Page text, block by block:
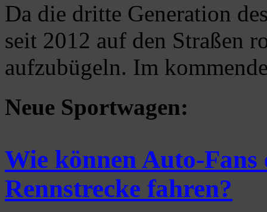
Da die dritte Generation
seit 2012 auf den Straßen
aufzubügeln. Im
Neue Sportwagen:
Wie können Auto-
Rennstrecke fahren?